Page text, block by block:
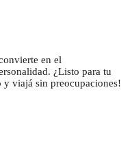
en el
¿Listo para tu
y viajá sin preocupaciones!